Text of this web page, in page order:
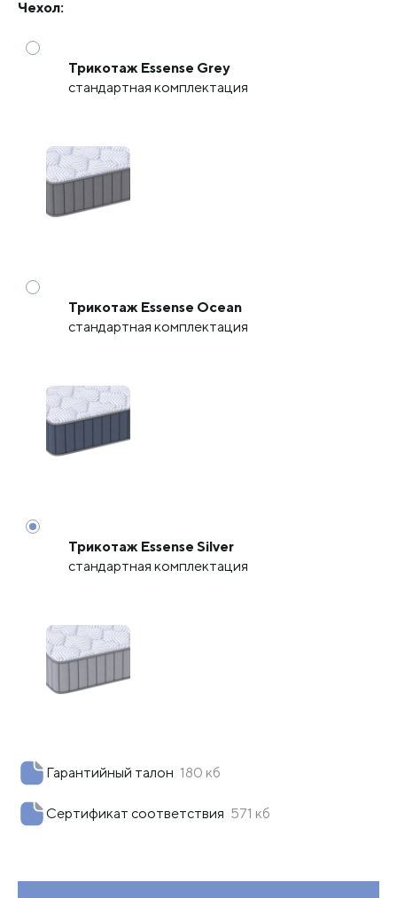
Чехол:
Трикотаж Essense Grey
стандартная комплектация
Трикотаж Essense Ocean
стандартная комплектация
Трикотаж Essense Silver
стандартная комплектация
Гарантийный талон 180 кб
Сертификат соответствия 571 кб